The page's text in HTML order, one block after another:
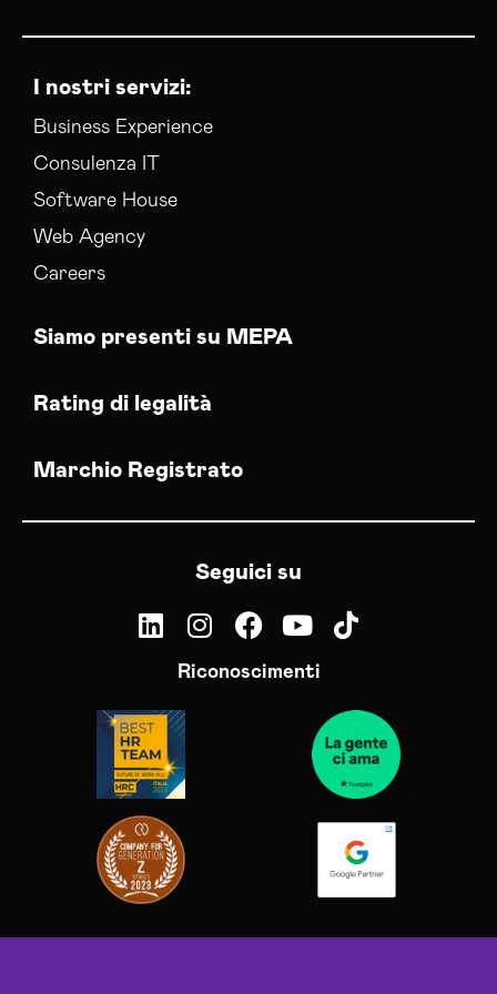
I nostri servizi:
Business Experience
Consulenza IT
Software House
Web Agency
Careers
Siamo presenti su MEPA
Rating di legalità
Marchio Registrato
Seguici su
Riconoscimenti